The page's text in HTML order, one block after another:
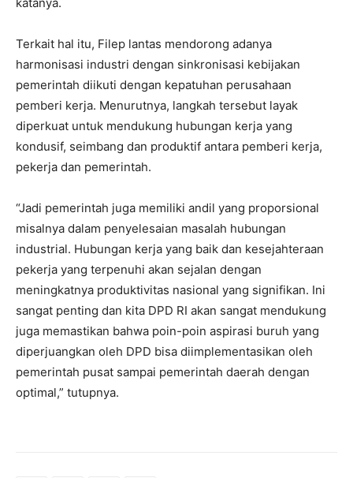
Terkait hal itu, Filep lantas mendorong adanya
harmonisasi industri dengan sinkronisasi kebijakan
pemerintah diikuti dengan kepatuhan perusahaan
pemberi kerja. Menurutnya, langkah tersebut layak
diperkuat untuk mendukung hubungan kerja yang
kondusif, seimbang dan produktif antara pemberi kerja,
pekerja dan pemerintah.
“Jadi pemerintah juga memiliki andil yang proporsional
misalnya dalam penyelesaian masalah hubungan
industrial. Hubungan kerja yang baik dan kesejahteraan
pekerja yang terpenuhi akan sejalan dengan
meningkatnya produktivitas nasional yang signifikan. Ini
sangat penting dan kita DPD RI akan sangat mendukung
juga memastikan bahwa poin-poin aspirasi buruh yang
diperjuangkan oleh DPD bisa diimplementasikan oleh
pemerintah pusat sampai pemerintah daerah dengan
optimal,” tutupnya.